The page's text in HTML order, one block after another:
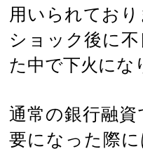
用いられてお
ショック後に
た中で下火にな
通常の銀行融
要になった際に